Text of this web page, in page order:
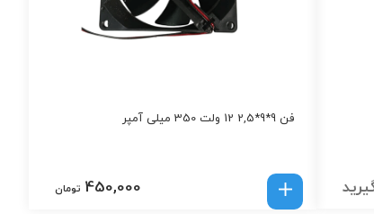
فن 9*9*2,5 12 ولت 350 میلی آمپر
450,000 تومان